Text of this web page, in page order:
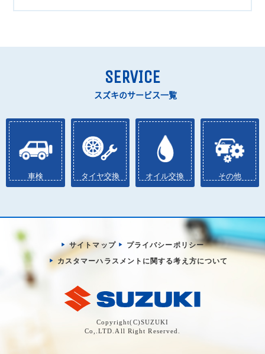
SERVICE
スズキのサービス一覧
車検 タイヤ交換 オイル交換 その他
サイトマップ
プライバシーポリシー
カスタマーハラスメントに関する考え方について
Copyright(C)SUZUKI
Co,.LTD.All Right Reserved.